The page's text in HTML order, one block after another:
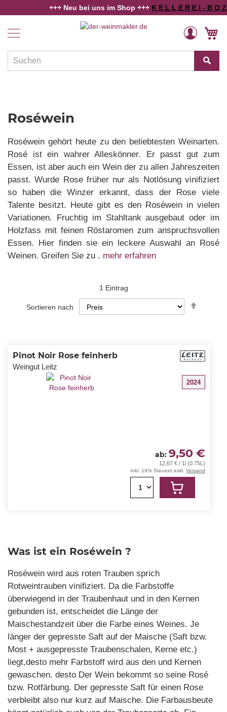
+++ Neu bei uns im Shop +++K E L L E R E I - B O Z E N
Veränderung
Regionen
Alkoholfreies
Angebote
Weinwissen
Roséwein
Roséwein gehört heute zu den beliebtesten Weinarten.
Rosé ist ein wahrer Alleskönner. Er passt gut zum
Essen, ist aber auch ein Wein der zu allen Jahreszeiten
passt. Wurde Rose früher nur als Notlösung vinifiziert
so haben die Winzer erkannt, dass der Rose viele
Talente besitzt. Heute gibt es den Roséwein in vielen
Variationen. Fruchtig im Stahltank ausgebaut oder im
Holzfass mit feinen Röstaromen zum anspruchsvollen
Essen. Hier finden sie ein leckere Auswahl an Rosé
Weinen. Greifen Sie zu . mehr erfahren
1 Eintrag
Sortieren nach
Pinot Noir Rose feinherb
Weingut Leitz
2024
ab 9,50 €
12,67 € / 1l (0.75L)
Inkl. 19% Steuern exkl. Versand
1
Was ist ein Roséwein ?
Roséwein wird aus roten Trauben sprich
Rotweintrauben vinifiziert. Da die Farbstoffe
überwiegend in der Traubenhaut und in den Kernen
gebunden ist, entscheidet die Länge der
Maischestandzeit über die Farbe eines Weines. Je
länger der gepresste Saft auf der Maische (Saft bzw.
Most + ausgepresste Traubenschalen, Kerne etc.)
liegt,desto mehr Farbstoff wird aus den und Kernen
gewaschen. desto Der Wein bekommt so seine Rosé
bzw. Rotfärbung. Der gepresste Saft für einen Rose
verbleibt also nur kurz auf Maische. Die Farbausbeute